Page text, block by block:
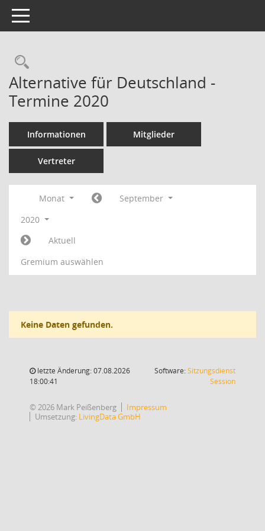
Toggle navigation
Rechercheauswahl
Alternative für Deutschland -
Termine 2020
Informationen Mitglieder
Vertreter
Monat
September
2020
Aktuell
Gremium auswählen
Keine Daten gefunden.
letzte Änderung: 07.08.2026
18:00:41
Software:Sitzungsdienst
Session(Wird in
© 2026 Mark Peißenberg
Impressum
Umsetzung: LivingData GmbH